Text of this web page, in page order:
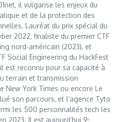
il vulgarise les enjeux du
et de la protection des
Lauréat du prix spécial du
2022, finaliste du premier CTF
nord-américain (2023), et
Social Engineering du HackFest
est reconnu pour sa capacité à
terrain et transmission
New York Times ou encore Le
son parcours, et l’agence Tyto
les 500 personnalités tech les
2023. Il est aujourd’hui 9ᵉ